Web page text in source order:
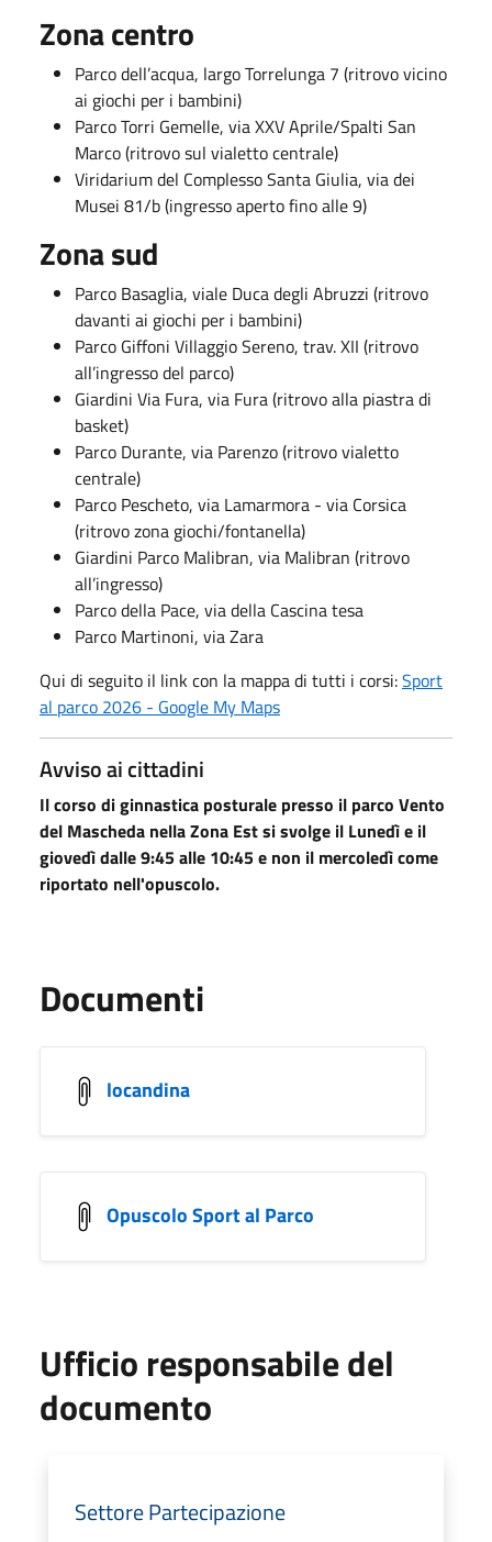
Zona centro
Parco dell’acqua, largo Torrelunga 7 (ritrovo vicino
ai giochi per i bambini)
Parco Torri Gemelle, via XXV Aprile/Spalti San
Marco (ritrovo sul vialetto centrale)
Viridarium del Complesso Santa Giulia, via dei
Musei 81/b (ingresso aperto fino alle 9)
Zona sud
Parco Basaglia, viale Duca degli Abruzzi (ritrovo
davanti ai giochi per i bambini)
Parco Giffoni Villaggio Sereno, trav. XII (ritrovo
all’ingresso del parco)
Giardini Via Fura, via Fura (ritrovo alla piastra di
basket)
Parco Durante, via Parenzo (ritrovo vialetto
centrale)
Parco Pescheto, via Lamarmora - via Corsica
(ritrovo zona giochi/fontanella)
Giardini Parco Malibran, via Malibran (ritrovo
all’ingresso)
Parco della Pace, via della Cascina tesa
Parco Martinoni, via Zara
Qui di seguito il link con la mappa di tutti i corsi:Sport
al parco 2026 - Google My Maps
Avviso ai cittadini
Il corso di ginnastica posturale presso il parco Vento
del Mascheda nella Zona Est si svolge il Lunedì e il
giovedì dalle 9:45 alle 10:45 e non il mercoledì come
riportato nell'opuscolo.
Documenti
locandina
Opuscolo Sport al Parco
Ufficio responsabile del
documento
Settore Partecipazione